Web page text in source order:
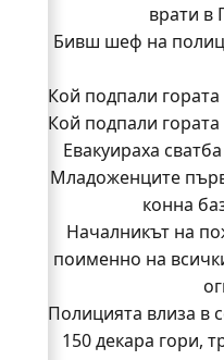
врати в
Бивш шеф на
Кой подпали
Младежи от
доброволци на
Началникът на
поименно на
150 декара гори,
Годеч, десетки
битката с
Полицията влиза в
Кой подпали
Евакуираха
Младоженците
конна
Началникът на
поименно на
Полицията влиза в
150 декара гори,